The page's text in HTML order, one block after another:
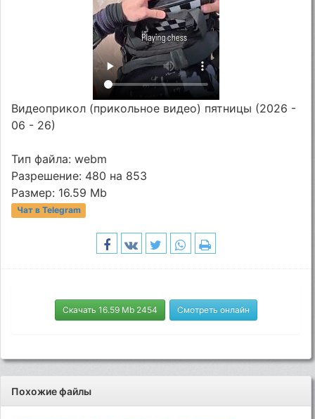
Видеоприкол (прикольное видео) пятницы (2026 -
06 - 26)
Тип файла: webm
Разрешение: 480 на 853
Размер: 16.59 Mb
Чат в Telegram
Скачать 16.59 Mb 2454 Смотреть онлайн
Похожие файлы